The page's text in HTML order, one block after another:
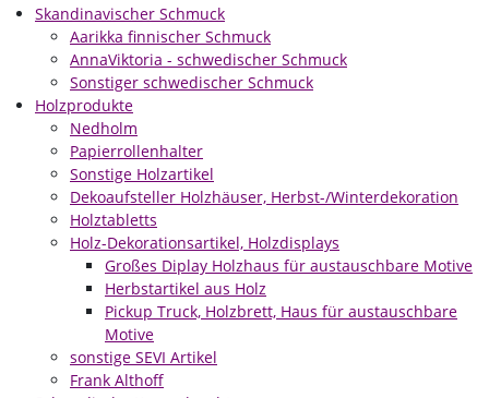
Skandinavischer Schmuck
Aarikka finnischer Schmuck
AnnaViktoria - schwedischer Schmuck
Sonstiger schwedischer Schmuck
Holzprodukte
Nedholm
Papierrollenhalter
Sonstige Holzartikel
Dekoaufsteller Holzhäuser, Herbst-/Winterdekoration
Holztabletts
Holz-Dekorationsartikel, Holzdisplays
Großes Diplay Holzhaus für austauschbare Motive
Herbstartikel aus Holz
Pickup Truck, Holzbrett, Haus für austauschbare
Motive
sonstige SEVI Artikel
Frank Althoff